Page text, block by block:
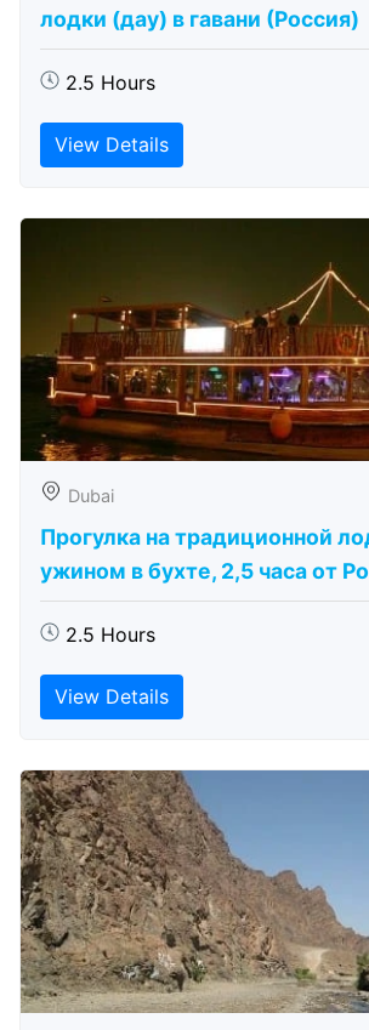
лодки (дау) в гавани (Россия)
2.5 Hours
View Details
Dubai
Прогулка на традиционной
ужином в бухте, 2,5 часа от
2.5 Hours
View Details